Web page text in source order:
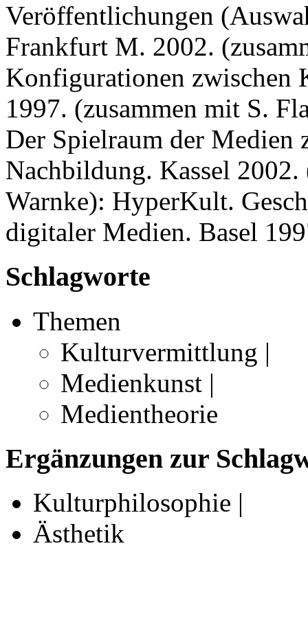
Veröffentlichungen
Frankfurt M. 2002.
Konfigurationen zwischen
1997. (zusammen mit S.
Der Spielraum der
Nachbildung. Kassel
Warnke): HyperKult.
digitaler Medien. Basel
Schlagworte
Themen
Kulturvermittlung |
Medienkunst |
Medientheorie
Ergänzungen zur
Kulturphilosophie |
Ästhetik